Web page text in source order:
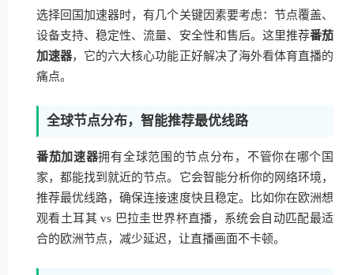
选择回国加速器时，有几个关键因素要考虑：节点覆盖、
设备支持、稳定性、流量、安全性和售后。这里推荐番茄
加速器，它的六大核心功能正好解决了海外看体育直播的
痛点。
全球节点分布，智能推荐最优线路
番茄加速器拥有全球范围的节点分布，不管你在哪个国
家，都能找到就近的节点。它会智能分析你的网络环境，
推荐最优线路，确保连接速度快且稳定。比如你在欧洲想
观看土耳其 vs 巴拉圭世界杯直播，系统会自动匹配最适
合的欧洲节点，减少延迟，让直播画面不卡顿。